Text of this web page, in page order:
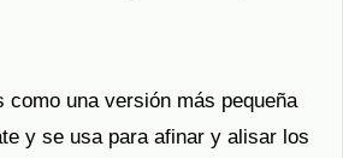
como una versión más pequeña
y se usa para afinar y alisar los